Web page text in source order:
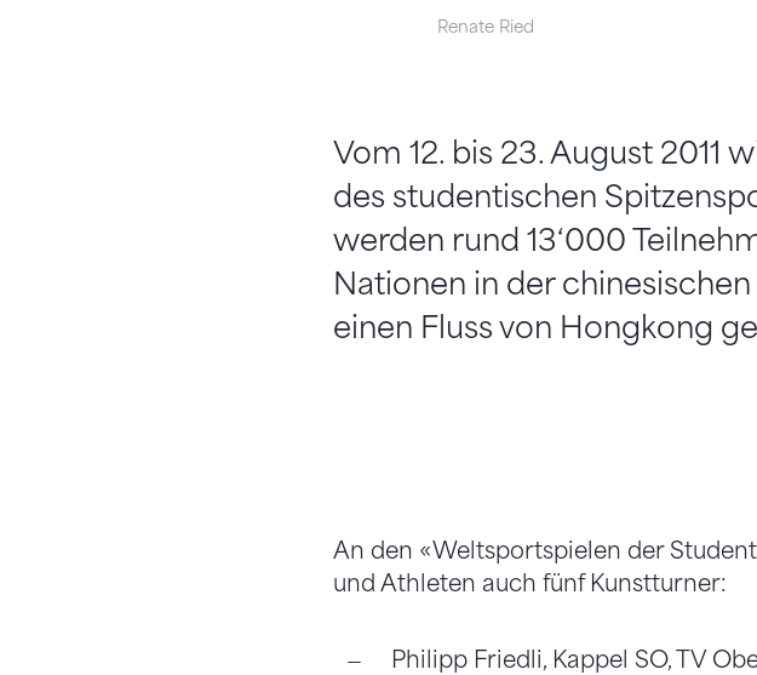
Renate Ried
Vom 12. bis 23. August 2011
des studentischen
werden rund 13‘000
Nationen in der
einen Fluss von Hongkong
An den «Weltsportspielen der
und Athleten auch fünf Kunstturner:
Philipp Friedli, Kappel SO, TV